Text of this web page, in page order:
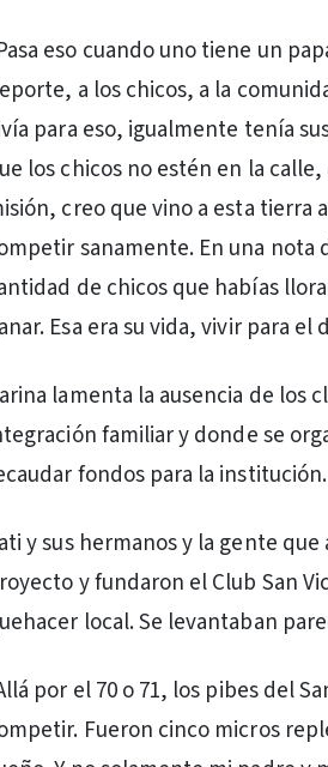
eso cuando uno tiene un
a los chicos, a la
para eso, igualmente tenía
los chicos no estén en la
creo que vino a esta tierra
sanamente. En una nota
de chicos que habías
Esa era su vida, vivir para
lamenta la ausencia de los
familiar y donde se
fondos para la institución.
y sus hermanos y la gente
y fundaron el Club San
local. Se levantaban
por el 70 o 71, los pibes del
Fueron cinco micros